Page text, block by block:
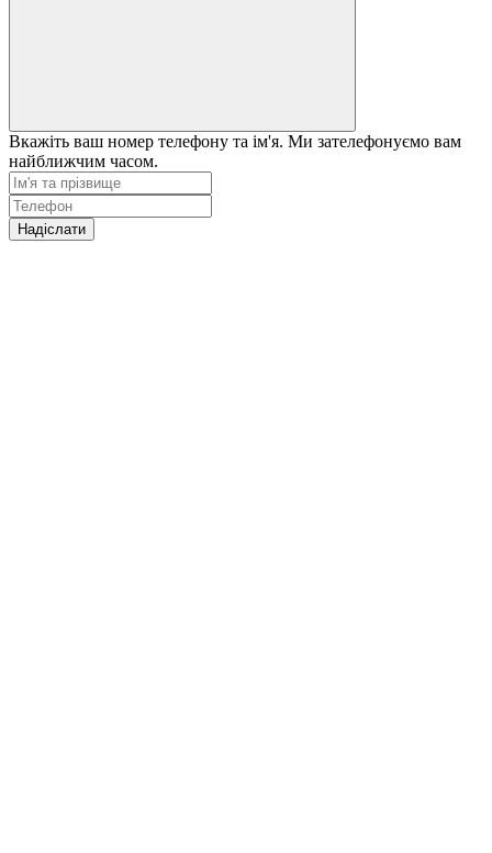
Вкажіть ваш номер телефону та ім'я. Ми зателефонуємо вам
найближчим часом.
Надіслати